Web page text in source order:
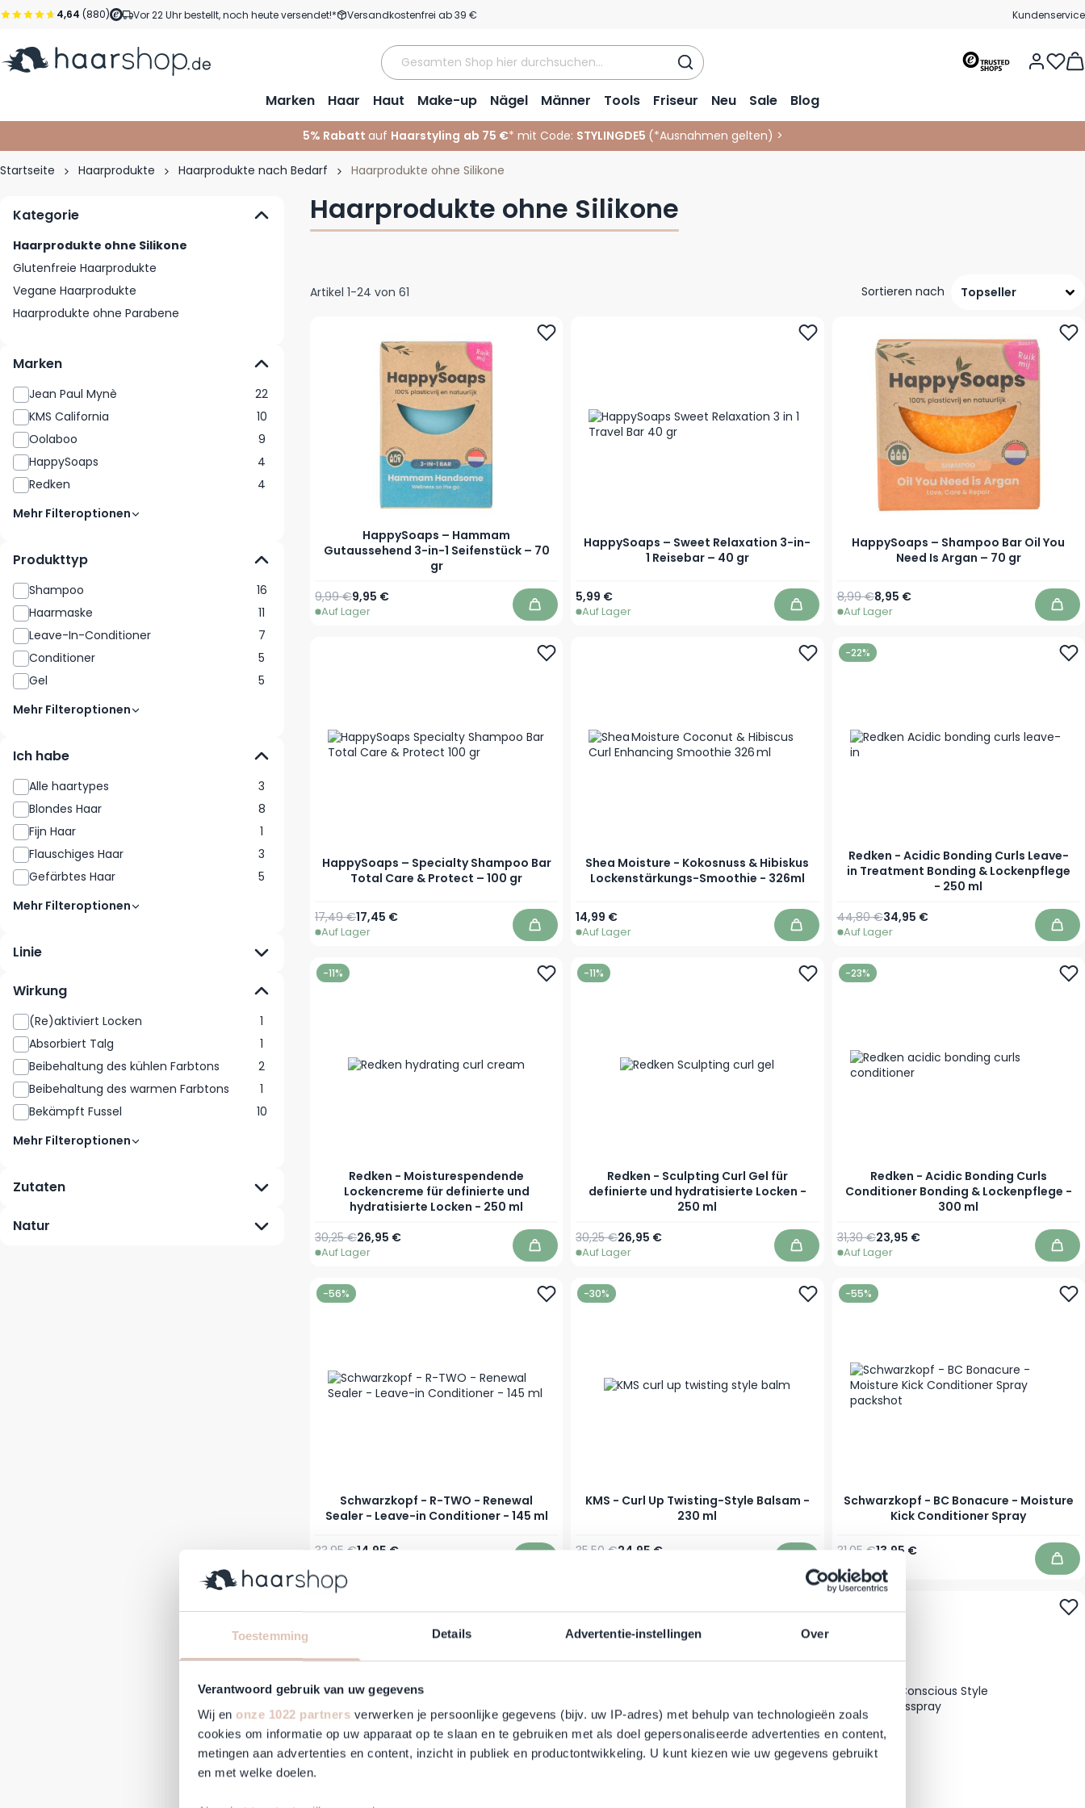
Toestemming Details Advertentie-instellingen Over
Verantwoord gebruik van uw gegevens
Wij en onze 1022 partners verwerken je persoonlijke gegevens (bijv. uw IP-adres) met behulp van technologieën zoals
cookies om informatie op uw apparaat op te slaan en te gebruiken met als doel gepersonaliseerde advertenties en content,
metingen aan advertenties en content, inzicht in publiek en productontwikkeling. U kunt kiezen wie uw gegevens gebruikt
en met welke doelen.
Zum Inhalt springen
4,64 (880) Vor 22 Uhr bestellt, noch heute versendet!* Versandkostenfrei ab 39 € Kundenservice
Marken Haar Haut Make-up Nägel Männer Tools Friseur Neu Sale Blog
5% Rabatt auf Haarstyling ab 75 €* mit Code: STYLINGDE5 (*Ausnahmen gelten) >
Startseite Haarprodukte Haarprodukte nach Bedarf Haarprodukte ohne Silikone
Haarprodukte ohne Silikone
Kategorie
Haarprodukte ohne Silikone
Glutenfreie Haarprodukte
Vegane Haarprodukte
Haarprodukte ohne Parabene
Marken
Jean Paul Mynè
22
KMS California
10
Oolaboo
9
HappySoaps
4
Redken
4
Mehr Filteroptionen
Produkttyp
Shampoo
16
Haarmaske
11
Leave-In-Conditioner
7
Conditioner
5
Gel
5
Mehr Filteroptionen
Ich habe
Alle haartypes
3
Blondes Haar
8
Fijn Haar
1
Flauschiges Haar
3
Gefärbtes Haar
5
Mehr Filteroptionen
Linie
Wirkung
(Re)aktiviert Locken
1
Absorbiert Talg
1
Beibehaltung des kühlen Farbtons
2
Beibehaltung des warmen Farbtons
1
Bekämpft Fussel
10
Mehr Filteroptionen
Zutaten
Natur
Artikel 1-24 von 61 Sortieren nach
HappySoaps – Hammam
Gutaussehend 3-in-1 Seifenstück – 70
gr
Sonderpreis
9,95 €
Regulärer Preis
9,99 €
Auf Lager In den Warenkorb
HappySoaps – Sweet Relaxation 3-in-
1 Reisebar – 40 gr
5,99 €
Auf Lager In den Warenkorb
HappySoaps – Shampoo Bar Oil You
Need Is Argan – 70 gr
Sonderpreis
8,95 €
Regulärer Preis
8,99 €
Auf Lager In
HappySoaps – Specialty Shampoo Bar
Total Care & Protect – 100 gr
Sonderpreis
17,45 €
Regulärer Preis
17,49 €
Auf Lager In den Warenkorb
Shea Moisture - Kokosnuss & Hibiskus
Lockenstärkungs-Smoothie - 326ml
14,99 €
Auf Lager In den Warenkorb
-22%
Redken - Acidic Bonding Curls Leave-
in Treatment Bonding & Lockenpflege
- 250 ml
Sonderpreis
34,95 €
Regulärer Preis
44,80 €
Auf Lager In
-11%
Redken - Moisturespendende
Lockencreme für definierte und
hydratisierte Locken - 250 ml
Sonderpreis
26,95 €
Regulärer Preis
30,25 €
Auf Lager In den Warenkorb
-11%
Redken - Sculpting Curl Gel für
definierte und hydratisierte Locken -
250 ml
Sonderpreis
26,95 €
Regulärer Preis
30,25 €
Auf Lager In den Warenkorb
-23%
Redken - Acidic Bonding Curls
Conditioner Bonding & Lockenpflege -
300 ml
Sonderpreis
23,95 €
Regulärer Preis
31,30 €
Auf Lager In
-56%
Schwarzkopf - R-TWO - Renewal
Sealer - Leave-in Conditioner - 145 ml
Sonderpreis
14,95 €
Regulärer Preis
33,95 €
-30%
KMS - Curl Up Twisting-Style Balsam -
230 ml
Sonderpreis
24,95 €
Regulärer Preis
35,50 €
In den Warenkorb
-55%
Schwarzkopf - BC Bonacure - Moisture
Kick Conditioner Spray
Ab
13,95 €
Regulärer Preis
31,05 €
Auf Lager In